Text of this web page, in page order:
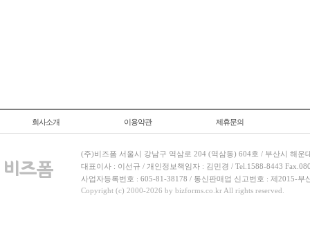
회사소개 이용약관 제휴문의
(주)비즈폼 서울시 강남구 역삼로 204 (역삼동) 604호 / 부산시 해운
대표이사 : 이선규 / 개인정보책임자 : 김민경 / Tel.1588-8443
사업자등록번호 : 605-81-38178 / 통신판매업 신고번호 : 제2015-부
Copyright (c) 2000-2026 by bizforms.co.kr All rights reserved.